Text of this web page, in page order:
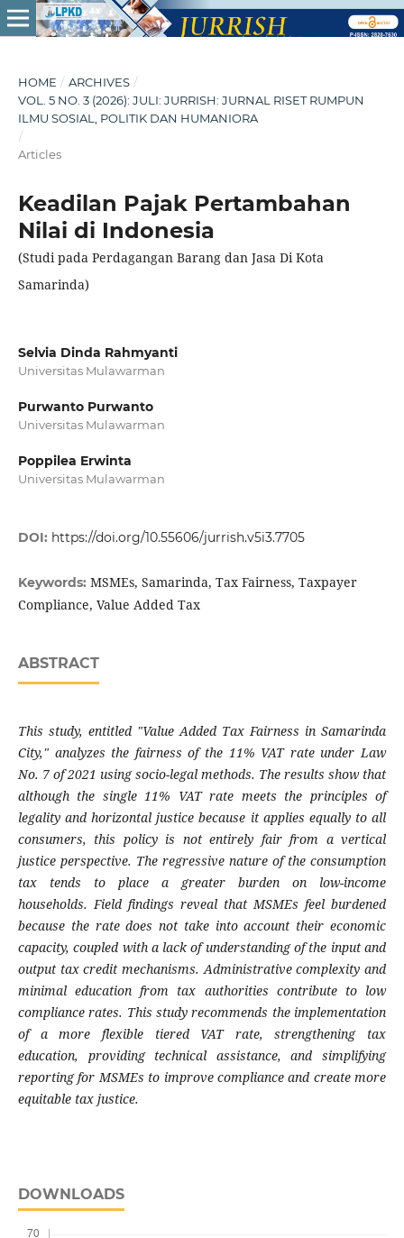
HOME / ARCHIVES /
VOL. 5 NO. 3 (2026): JULI: JURRISH: JURNAL RISET RUMPUN
ILMU SOSIAL, POLITIK DAN HUMANIORA
/
Articles
Keadilan Pajak Pertambahan
Nilai di Indonesia
(Studi pada Perdagangan Barang dan Jasa Di Kota
Samarinda)
Selvia Dinda Rahmyanti
Universitas Mulawarman
Purwanto Purwanto
Universitas Mulawarman
Poppilea Erwinta
Universitas Mulawarman
DOI: https://doi.org/10.55606/jurrish.v5i3.7705
Keywords: MSMEs, Samarinda, Tax Fairness, Taxpayer
Compliance, Value Added Tax
ABSTRACT
This study, entitled "Value Added Tax Fairness in Samarinda
City," analyzes the fairness of the 11% VAT rate under Law
No. 7 of 2021 using socio-legal methods. The results show that
although the single 11% VAT rate meets the principles of
legality and horizontal justice because it applies equally to all
consumers, this policy is not entirely fair from a vertical
justice perspective. The regressive nature of the consumption
tax tends to place a greater burden on low-income
households. Field findings reveal that MSMEs feel burdened
because the rate does not take into account their economic
capacity, coupled with a lack of understanding of the input and
output tax credit mechanisms. Administrative complexity and
minimal education from tax authorities contribute to low
compliance rates. This study recommends the implementation
of a more flexible tiered VAT rate, strengthening tax
education, providing technical assistance, and simplifying
reporting for MSMEs to improve compliance and create more
equitable tax justice.
DOWNLOADS